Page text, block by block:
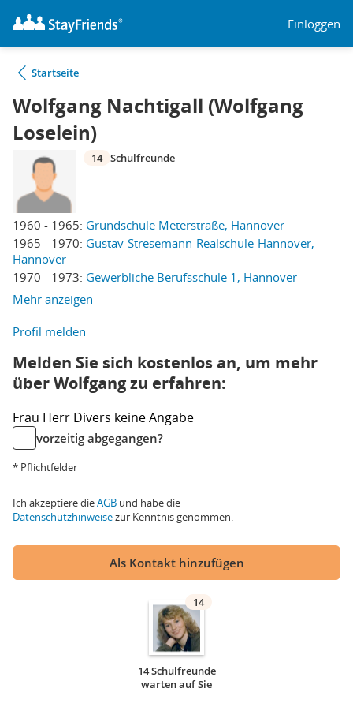
Einloggen
Startseite
Wolfgang Nachtigall (Wolfgang
Loselein)
1960 - 1965: Grundschule Meterstraße, Hannover
1965 - 1970: Gustav-Stresemann-Realschule-Hannover,
Hannover
1970 - 1973: Gewerbliche Berufsschule 1, Hannover
Mehr anzeigen
14 Schulfreunde
Profil melden
Melden Sie sich kostenlos an, um mehr
über Wolfgang zu erfahren:
Frau Herr Divers keine Angabe
vorzeitig abgegangen?
* Pflichtfelder
Ich akzeptiere dieAGB und habe die
Datenschutzhinweisezur Kenntnis genommen.
Als Kontakt hinzufügen
14
14 Schulfreunde
warten auf Sie